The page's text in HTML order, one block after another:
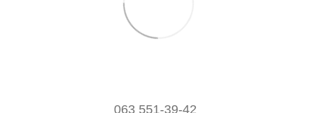
063 551-39-42